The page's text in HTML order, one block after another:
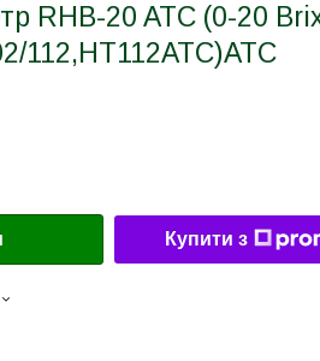
RHB-20 ATC (0-20
112,HT112ATC)АТС
Купити з